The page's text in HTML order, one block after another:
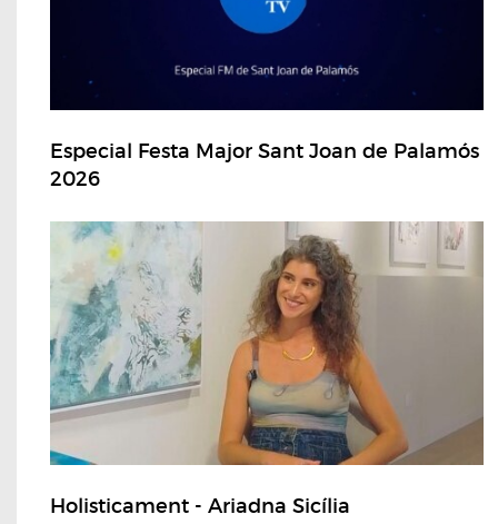
Especial Festa Major Sant Joan de Palamós
2026
Holisticament - Ariadna Sicília